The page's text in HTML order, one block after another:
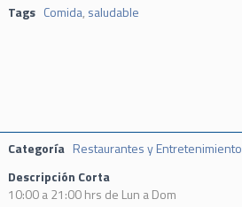
Tags Comida, saludable
Categoría Restaurantes y Entretenimiento
Descripción Corta
10:00 a 21:00 hrs de Lun a Dom